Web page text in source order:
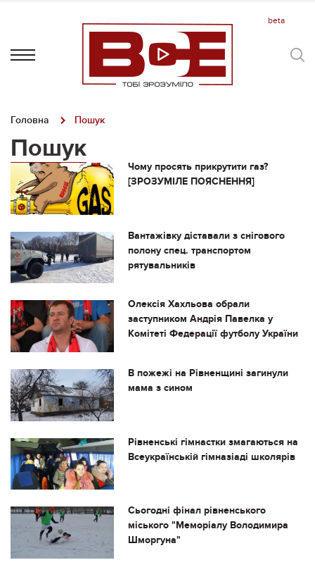
Головна Пошук
Пошук
Чому просять прикрутити газ?
[ЗРОЗУМІЛЕ ПОЯСНЕННЯ]
Вантажівку діставали з снігового
полону спец. транспортом
рятувальників
Олексія Хахльова обрали
заступником Андрія Павелка у
Комітеті Федерації футболу України
В пожежі на Рівненщині загинули
мама з сином
Рівненські гімнастки змагаються на
Всеукраїнській гімназіаді школярів
Сьогодні фінал рівненського
міського "Меморіалу Володимира
Шморгуна"